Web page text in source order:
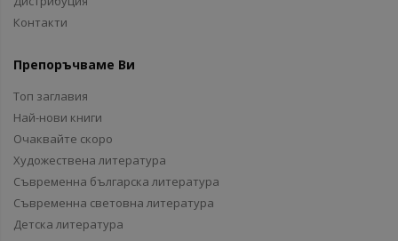
Контакти
Препоръчваме Ви
Топ заглавия
Най-нови книги
Очаквайте скоро
Художествена литература
Съвременна българска литература
Съвременна световна литература
Детска литература